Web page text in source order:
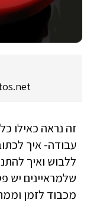
זה נראה כאילו
עבודה- איך
ללבוש ואיך
שלמראיינים יש
מכבוד לזמן